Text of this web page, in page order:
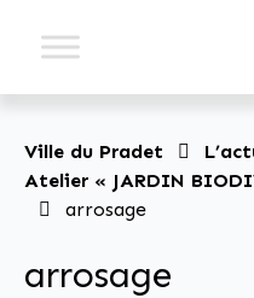
Ville du Pradet
Atelier « JARDIN
l’école Charles Sandro
arrosage
arrosage